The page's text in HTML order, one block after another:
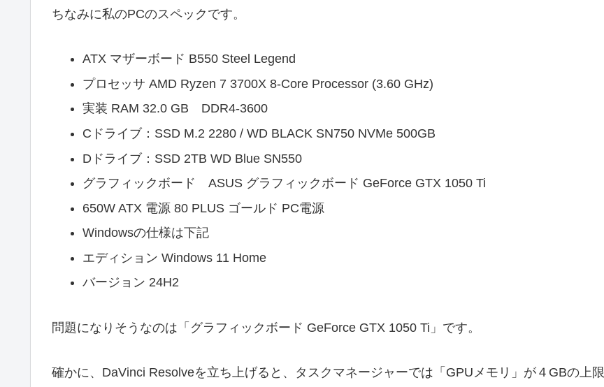
ちなみに私のPCのスペックです。
ATX マザーボード B550 Steel Legend
プロセッサ AMD Ryzen 7 3700X 8-Core Processor (3.60 GHz)
実装 RAM 32.0 GB DDR4-3600
Cドライブ：SSD M.2 2280 / WD BLACK SN750 NVMe 500GB
Dドライブ：SSD 2TB WD Blue SN550
グラフィックボード ASUS グラフィックボード GeForce GTX 1050 Ti
650W ATX 電源 80 PLUS ゴールド PC電源
Windowsの仕様は下記
エディション Windows 11 Home
バージョン 24H2
問題になりそうなのは「グラフィックボード GeForce GTX 1050 Ti」です。
確かに、DaVinci Resolveを立ち上げると、タスクマネージャーでは「GPUメモリ」が４GBの上限